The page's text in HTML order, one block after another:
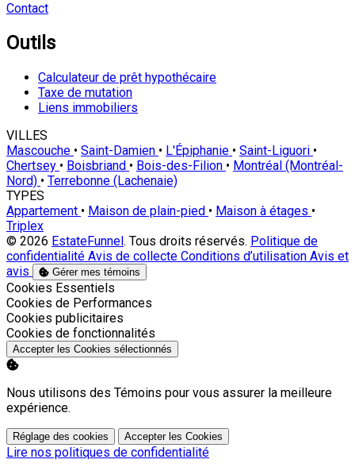
Contact
Outils
Calculateur de prêt hypothécaire
Taxe de mutation
Liens immobiliers
VILLES
Mascouche • Saint-Damien • L'Épiphanie • Saint-Liguori •
Chertsey • Boisbriand • Bois-des-Filion • Montréal (Montréal-
Nord) • Terrebonne (Lachenaie)
TYPES
Appartement • Maison de plain-pied • Maison à étages •
Triplex
© 2026 EstateFunnel . Tous droits réservés. Politique de
confidentialité Avis de collecte Conditions d’utilisation Avis et
avis
Gérer mes témoins
Activer
Cookies Essentiels
Activer
Cookies de Performances
Activer
Cookies publicitaires
Activer
Cookies de fonctionnalités
Accepter les Cookies sélectionnés
Nous utilisons des Témoins pour vous assurer la meilleure
expérience.
Réglage des cookies Accepter les Cookies
Lire nos politiques de confidentialité